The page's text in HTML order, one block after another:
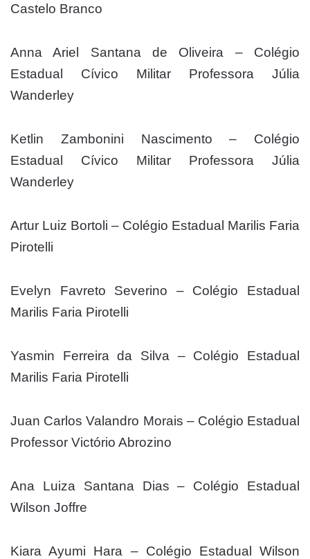
Castelo Branco
Anna Ariel Santana de Oliveira – Colégio
Estadual Cívico Militar Professora Júlia
Wanderley
Ketlin Zambonini Nascimento – Colégio
Estadual Cívico Militar Professora Júlia
Wanderley
Artur Luiz Bortoli – Colégio Estadual Marilis Faria
Pirotelli
Evelyn Favreto Severino – Colégio Estadual
Marilis Faria Pirotelli
Yasmin Ferreira da Silva – Colégio Estadual
Marilis Faria Pirotelli
Juan Carlos Valandro Morais – Colégio Estadual
Professor Victório Abrozino
Ana Luiza Santana Dias – Colégio Estadual
Wilson Joffre
Kiara Ayumi Hara – Colégio Estadual Wilson